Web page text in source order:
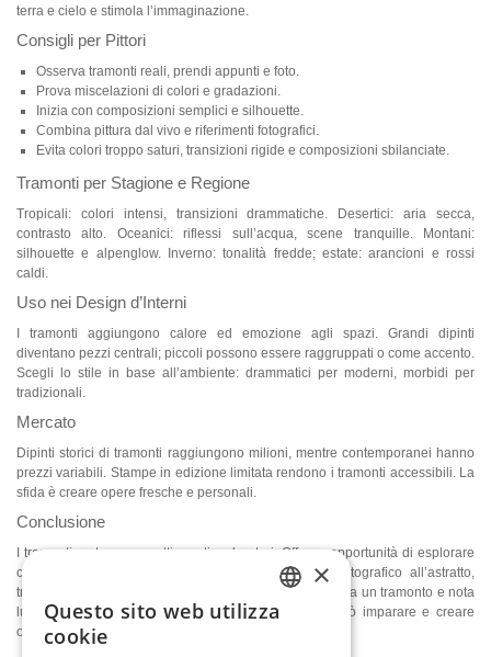
terra e cielo e stimola l’immaginazione.
Consigli per Pittori
Osserva tramonti reali, prendi appunti e foto.
Prova miscelazioni di colori e gradazioni.
Inizia con composizioni semplici e silhouette.
Combina pittura dal vivo e riferimenti fotografici.
Evita colori troppo saturi, transizioni rigide e composizioni sbilanciate.
Tramonti per Stagione e Regione
Tropicali: colori intensi, transizioni drammatiche. Desertici: aria secca,
contrasto alto. Oceanici: riflessi sull’acqua, scene tranquille. Montani:
silhouette e alpenglow. Inverno: tonalità fredde; estate: arancioni e rossi
caldi.
Uso nei Design d’Interni
I tramonti aggiungono calore ed emozione agli spazi. Grandi dipinti
diventano pezzi centrali; piccoli possono essere raggruppati o come accento.
Scegli lo stile in base all’ambiente: drammatici per moderni, morbidi per
tradizionali.
Mercato
Dipinti storici di tramonti raggiungono milioni, mentre contemporanei hanno
prezzi variabili. Stampe in edizione limitata rendono i tramonti accessibili. La
sfida è creare opere fresche e personali.
Conclusione
I tramonti restano soggetti amati e duraturi. Offrono opportunità di esplorare
colore, tecnica e visione personale. Dal realismo fotografico all’astratto,
tradizionale o digitale, il tramonto ispira sempre. Osserva un tramonto e nota
luci, colori e composizione: anche un principiante può imparare e creare
opere belle e significative.
×
Questo sito web utilizza
cookie